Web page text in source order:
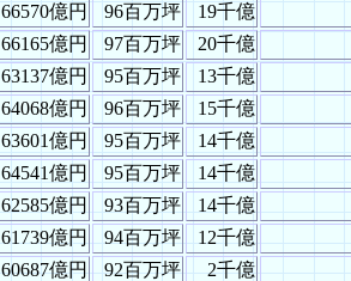
66570億円 96百万坪
19千億
66165億円 97百万坪
20千億
63137億円 95百万坪
13千億
64068億円 96百万坪
15千億
63601億円 95百万坪
14千億
64541億円 95百万坪
14千億
62585億円 93百万坪
14千億
61739億円 94百万坪
12千億
60687億円 92百万坪
2千億